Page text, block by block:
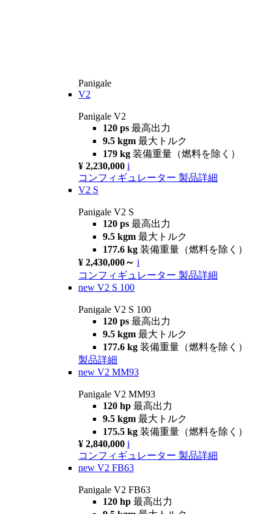
Panigale
V2
Panigale V2
120 ps 最高出力
9.5 kgm 最大トルク
179 kg 装備重量（燃料を除く）
¥ 2,230,000 i
コンフィギュレーター 製品詳細
V2 S
Panigale V2 S
120 ps 最高出力
9.5 kgm 最大トルク
177.6 kg 装備重量（燃料を除く）
¥ 2,430,000～ i
コンフィギュレーター 製品詳細
new V2 S 100
Panigale V2 S 100
120 ps 最高出力
9.5 kgm 最大トルク
177.6 kg 装備重量（燃料を除く）
製品詳細
new V2 MM93
Panigale V2 MM93
120 hp 最高出力
9.5 kgm 最大トルク
175.5 kg 装備重量（燃料を除く）
¥ 2,840,000 i
コンフィギュレーター 製品詳細
new V2 FB63
Panigale V2 FB63
120 hp 最高出力